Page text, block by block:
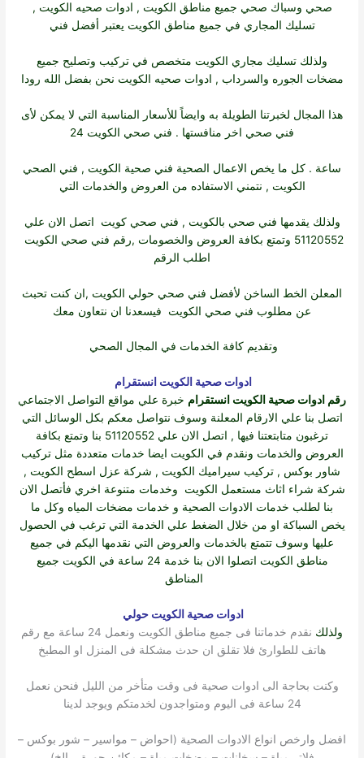
صحي وسباك صحي جميع مناطق الكويت , ادوات صحيه الكويت ,
تسليك المجاري في جميع مناطق الكويت يعتبر أفضل فني
ولذلك تسليك مجاري الكويت متخصص في تركيب وتصليح جميع
مضخات الجوره والسرداب , ادوات صحيه الكويت نحن بفضل الله رودا
هذا المجال لخبرتنا الطويلة به وايضاً للأسعار المناسبة التي لا يمكن لأى
فني صحي اخر منافستها . فني صحي الكويت 24
ساعة . كل ما يخص الاعمال الصحية فني صحية الكويت , فني الصحي
الكويت , نتمني الاستفاده من العروض والخدمات التي
ولذلك يقدمها فني صحي بالكويت , فني صحي كويت اتصل الان علي
51120552 وتمتع بكافة العروض والخصومات ,
رقم فني صحي الكويت
اطلب الرقم
المعلن الخط الساخن لأفضل فني صحي حولي الكويت ,ان كنت تحبث
عن مطلوب فني صحي الكويت فيسعدنا ان نتعاون معك
وتقديم كافة الخدمات في المجال الصحي
ادوات صحية الكويت انستقرام
رقم ادوات صحية الكويت انستقرام خبرة علي مواقع التواصل الاجتماعي
اتصل بنا علي الارقام المعلنة وسوف نتواصل معكم بكل الوسائل التي
ترغبون متابتعتنا فيها , اتصل الان علي 51120552 بنا وتمتع بكافة
العروض والخدمات ونقدم في الكويت ايضا خدمات متعددة مثلتركيب
شاور بوكس , تركيب سيراميك الكويت , شركة عزل اسطح الكويت ,
شركة شراء اثاث مستعمل الكويت وخدمات متنوعة اخري فأتصل الان
بنا لطلب خدمات الادوات الصحية و خدمات مضخات المياه وكل ما
يخص السباكة او من خلال الضغط علي الخدمة التي ترغب في الحصول
عليها وسوف تتمتع بالخدمات والعروض التي نقدمها اليكم في جميع
مناطق الكويت اتصلوا الان بنا خدمة 24 ساعة في الكويت جميع
المناطق
ادوات صحية الكويت حولي
ولذلك
نقدم خدماتنا فى جميع مناطق الكويت ونعمل 24 ساعة مع رقم
هاتف للطوارئ فلا تقلق ان حدث مشكلة فى المنزل او المطبخ
وكنت بحاجة الى ادوات صحية فى وقت متأخر من الليل فنحن نعمل
24 ساعة فى اليوم ومتواجدون لخدمتكم ويوجد لدينا
افضل وارخص انواع الادوات الصحية (احواض – مواسير – شور بوكس –